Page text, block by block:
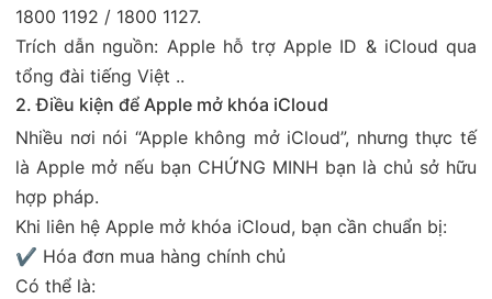
1800 1192 / 1800 1127.
Trích dẫn nguồn: Apple hỗ trợ Apple ID & iCloud qua
tổng đài tiếng Việt ..
2. Điều kiện để Apple mở khóa iCloud
Nhiều nơi nói “Apple không mở iCloud”, nhưng thực tế
là Apple mở nếu bạn CHỨNG MINH bạn là chủ sở hữu
hợp pháp.
Khi liên hệ Apple mở khóa iCloud, bạn cần chuẩn bị:
✔ Hóa đơn mua hàng chính chủ
Có thể là: